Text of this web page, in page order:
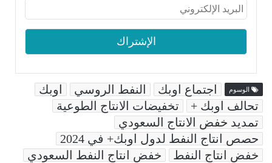
الوسوم اجتماع اوبك النفط الروسي
اوبك
تحالف اوبك +
تخفيضات الانتاج الطوعية
تمديد خفض الانتاج السعودي
حصص انتاج النفط لدول اوبك+ في 2024
خفض انتاج النفط
خفض انتاج النفط السعودي